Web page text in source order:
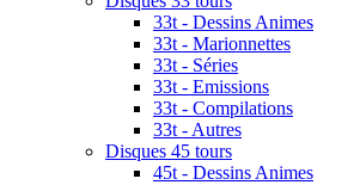
33t - Dessins Animes
33t - Marionnettes
33t - Séries
33t - Emissions
33t - Compilations
33t - Autres
Disques 45 tours
45t - Dessins Animes